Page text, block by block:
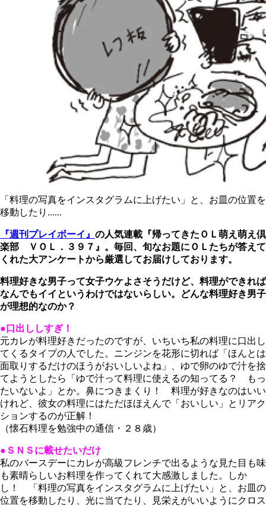
「料理の写真をインスタグラムに上げたい」と、お皿の位置を
移動したり......
『週刊プレイボーイ』 の人気連載『帰ってきたＯＬ萌え萌え倶
楽部 ＶＯＬ．３９７』。毎回、旬なお題にＯＬたちが答えて
くれた大アンケートから厳選してお届けしております。
料理好きな男子って女子ウケよさそうだけど、料理ができれば
なんでもイイというわけではないらしい。どんな料理好き男子
が理想的なのか？
●口出ししすぎ！
元カレが料理好きだったのですが、いちいち私の料理に口出し
てくるタイプの人でした。ニンジンを花形に切れば「ほんとは
面取りするだけのほうがおいしいよね」、ゆで卵のゆで汁を捨
てようとしたら「ゆで汁って料理に使えるの知ってる？ もっ
たいないよ」とか。鼻につきまくり！ 料理が好きなのはいい
けれど、彼女の料理にはただほほえんで「おいしい」とリアク
ションするのが正解！
（懐石料理を勉強中の通信・２８歳）
●ＳＮＳに載せたいだけ
私のバースデーにカレが高級フレンチで出るような見た目も味
も素晴らしいお料理を作ってくれて大感激しました。しか
し！ 「料理の写真をインスタグラムに上げたい」と、お皿の
位置を移動したり、光に当てたり、見栄えがいいようにクロス